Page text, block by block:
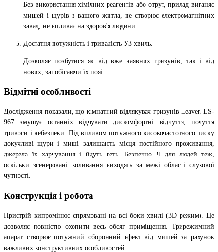
Без використання хімічних реагентів або отрут, прилад виганяє
мишей і щурів з вашого житла, не створює електромагнітних
завад, не впливає на здоров'я людини.
Достатня потужність і тривалість УЗ хвиль.
Дозволяє позбутися як від вже наявних гризунів, так і від
нових, запобігаючи їх пояі.
Відмітні особливості
Дослідження показали, що кімнатний відлякувач гризунів Leaven LS-
967 змушує останніх відчувати дискомфортні відчуття, почуття
тривоги і небезпеки. Під впливом потужного високочастотного тиску
докучливі щури і миші залишають місця постійного проживання,
джерела їх харчування і йдуть геть. Безпечно !І для людей теж,
оскільки згенеровані коливання виходять за межі області слухової
чутності.
Конструкція і робота
Пристрій випромінює спрямовані на всі боки хвилі (3D режим). Це
дозволяє повністю охопити весь обсяг приміщення. Трирежимний
апарат створює потужний оборонний ефект від мишей за рахунок
важливих конструктивних особливостей: